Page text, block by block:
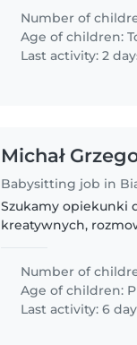
ciekawego świata
maluszka. Mile
znajomość
przygotować
Number of
Age of children:
Last activity: 2
Michał
Babysitting job in
Szukamy opiekunki
kreatywnych,
Mile widziana
polskiego ale
nasza ekipa
niemiecku..
Number of
Age of children:
Last activity: 6